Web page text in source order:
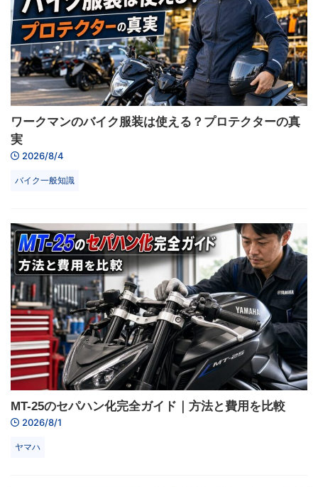
ワークマンのバイク服装は使える？プロテクターの真
実
2026/8/4
バイク一般知識
MT-25のセパハン化完全ガイド｜方法と費用を比較
2026/8/1
ヤマハ